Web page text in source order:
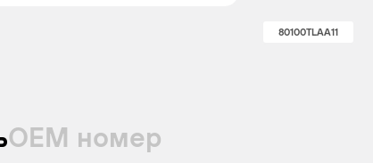
80100TLAA11
ОЕМ номер